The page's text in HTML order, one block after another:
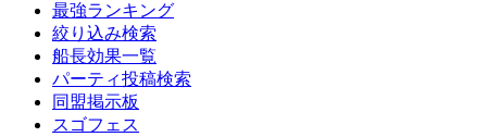
最強ランキング
絞り込み検索
船長効果一覧
パーティ投稿検索
同盟掲示板
スゴフェス